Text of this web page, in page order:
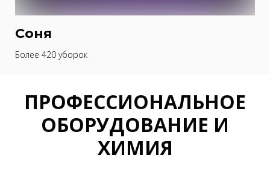
Соня
Более 420 уборок
ПРОФЕССИОНАЛЬНОЕ
ОБОРУДОВАНИЕ И
ХИМИЯ